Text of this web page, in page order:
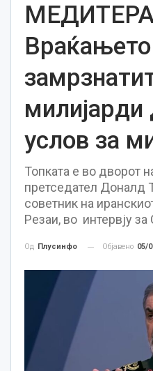
милијарди
услов за
Топката е во дворот
претседател Доналд
советник на
Резаи, во интервју за
Од Плусинфо Објавено 05/